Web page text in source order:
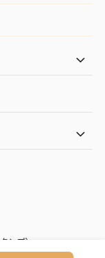
ンプ）